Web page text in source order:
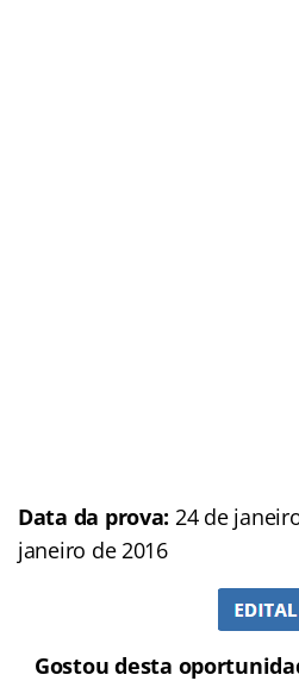
Data da prova: 24 de
janeiro de 2016
Gostou desta